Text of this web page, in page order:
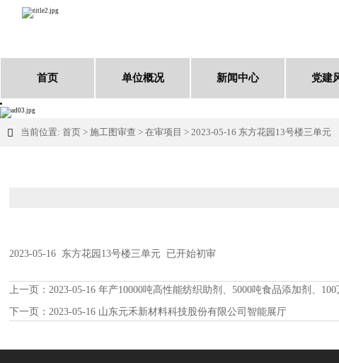
首页 单位概况 新闻中心 党建
 当前位置: 首页 > 施工图审查 > 在审项目 > 2023-05-16 东方花园13号楼三单元
2023-05-16 东方花园13号楼三单元 已开始初审
上一页： 2023-05-16 年产10000吨高性能纺织助剂、5000吨食品添加剂、
下一页： 2023-05-16 山东元禾新材料科技股份有限公司智能展厅